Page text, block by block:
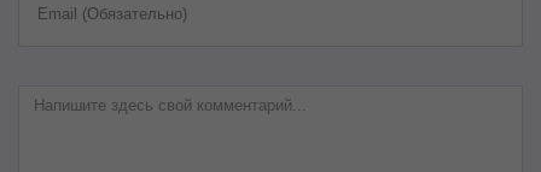
Email (Обязательно)